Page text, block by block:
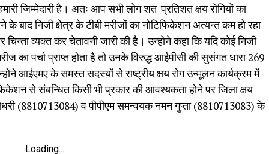
जिम्मेदारी है। अतः आप सभी लोग शत-प्रतिशत क्षय रोगियों का
बाद निजी क्षेत्र के टीबी मरीजों का नोटिफिकेशन अत्यन्त कम हो रहा
चिन्ता व्यक्त कर चेतावनी जारी की है। उन्होने कहा कि यदि कोई निजी
का पर्चा प्राप्त होता है तो उनके विरुद्ध आईपीसी की सुसंगत धारा 269
आईएमए के समस्त सदस्यों से राष्ट्रीय क्षय रोग उन्मूलन कार्यक्रम में
से संबन्धित किसी भी प्रकार की आवश्यकता होने पर जिला क्षय
(8810713084) व पीपीएम समन्वयक नमन गुप्ता (8810713083) के
Loading...